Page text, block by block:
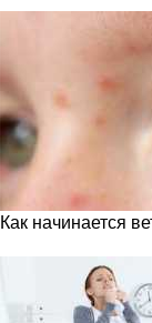
Как начинается